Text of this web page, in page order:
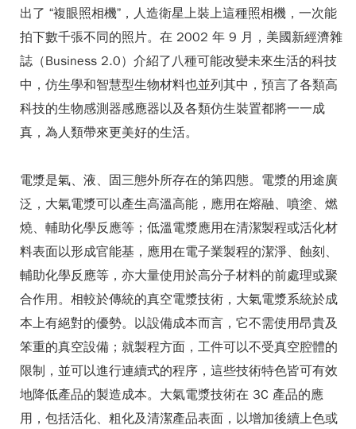
出了 “複眼照相機”，人造衛星上裝上這種照相機，一次能
拍下數千張不同的照片。在 2002 年 9 月，美國新經濟雜
誌（Business 2.0）介紹了八種可能改變未來生活的科技
中，仿生學和智慧型生物材料也並列其中，預言了各類高
科技的生物感測器感應器以及各類仿生裝置都將一一成
真，為人類帶來更美好的生活。
電漿是氣、液、固三態外所存在的第四態。電漿的用途廣
泛，大氣電漿可以產生高溫高能，應用在熔融、噴塗、燃
燒、輔助化學反應等；低溫電漿應用在清潔製程或活化材
料表面以形成官能基，應用在電子業製程的潔淨、蝕刻、
輔助化學反應等，亦大量使用於高分子材料的前處理或聚
合作用。相較於傳統的真空電漿技術，大氣電漿系統於成
本上有絕對的優勢。以設備成本而言，它不需使用昂貴及
笨重的真空設備；就製程方面，工件可以不受真空腔體的
限制，並可以進行連續式的程序，這些技術特色皆可有效
地降低產品的製造成本。大氣電漿技術在 3C 產品的應
用，包括活化、粗化及清潔產品表面，以增加後續上色或